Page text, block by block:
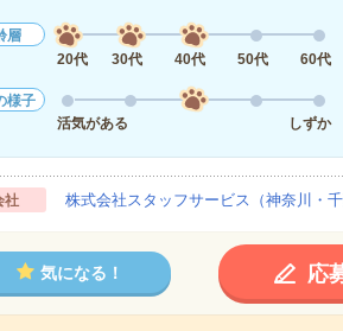
層
20代
30代 40代 50代 60代
様子
活気がある
しずか
社 株式会社スタッフサービス（神奈川・千
気になる！ 応